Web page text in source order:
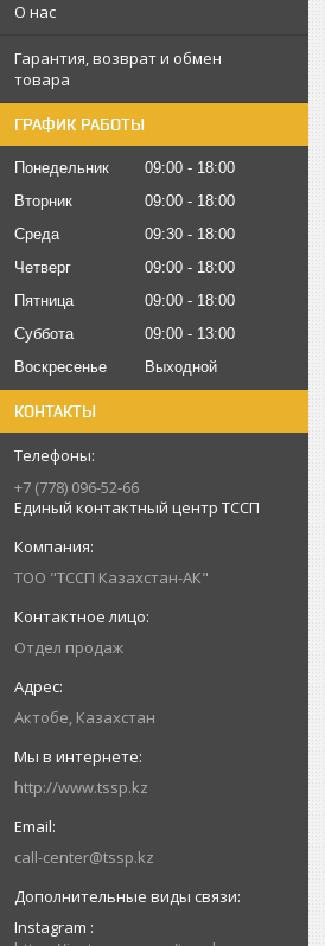
О нас
Гарантия, возврат и обмен
товара
ГРАФИК РАБОТЫ
Понедельник 09:00
18:00
Вторник
09:00
18:00
Среда
09:30
18:00
Четверг
09:00
18:00
Пятница
09:00
18:00
Суббота
09:00
13:00
Воскресенье
Выходной
КОНТАКТЫ
+7 (778) 096-52-66
Единый контактный центр ТССП
ТОО "ТССП Казахстан-АК"
Отдел продаж
Актобе, Казахстан
http://www.tssp.kz
call-center@tssp.kz
Instagram